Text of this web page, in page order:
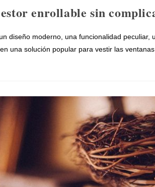
enrollable sin
diseño moderno, una funcionalidad peculiar,
una solución popular para vestir las